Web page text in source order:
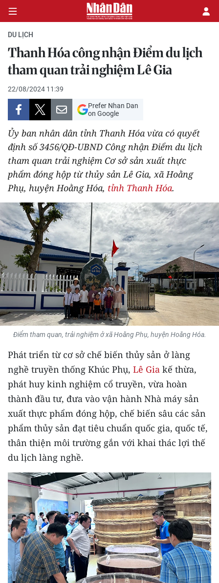
CHÍNH TRỊ
KINH TẾ
VĂN HÓA
XÃ HỘI
PHÁP LUẬT
DU LỊCH
THẾ GIỚI
THỂ THAO
GIÁO DỤC
Y TẾ
KHOA HỌC - CÔNG NGHỆ
MÔI TRƯỜNG
BẠN ĐỌC
KIỂM CHỨNG THÔNG TIN
TRI THỨC CHUYÊN SÂU
54 DÂN TỘC VIỆT NAM
CHƯƠNG TRÌNH OCOP - MỖI XÃ
MỘT SẢN PHẨM
RADIO
MEDIA CENTER
E-Magazine
Video
Media Chính trị
DU LỊCH
Thanh Hóa công nhận Điểm du lịch
tham quan trải nghiệm Lê Gia
22/08/2024 11:39
Prefer Nhan Dan
on Google
Ủy ban nhân dân tỉnh Thanh Hóa vừa có quyết
định số 3456/QĐ-UBND Công nhận Điểm du lịch
tham quan trải nghiệm Cơ sở sản xuất thực
phẩm đóng hộp từ thủy sản Lê Gia, xã Hoằng
Phụ, huyện Hoằng Hóa, tỉnh Thanh Hóa.
Điểm tham quan, trải nghiệm ở xã Hoằng Phụ, huyện Hoằng Hóa.
Phát triển từ cơ sở chế biến thủy sản ở làng
nghề truyền thống Khúc Phụ, Lê Gia kế thừa,
phát huy kinh nghiệm cổ truyền, vừa hoàn
thành đầu tư, đưa vào vận hành Nhà máy sản
xuất thực phẩm đóng hộp, chế biến sâu các sản
phẩm thủy sản đạt tiêu chuẩn quốc gia, quốc tế,
thân thiện môi trường gắn với khai thác lợi thế
du lịch làng nghề.